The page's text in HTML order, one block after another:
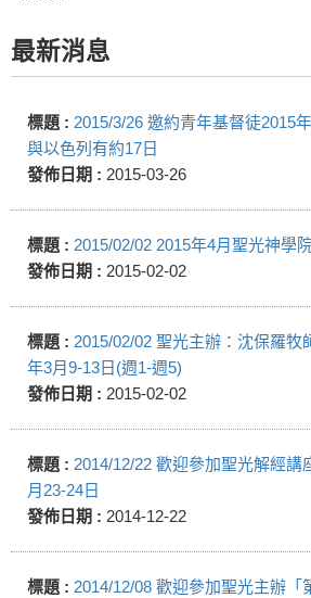
最新消息
標題 : 2015/3/26 邀約青年基督徒2015
與以色列有約17日
發佈日期 : 2015-03-26
標題 : 2015/02/02 2015年4月聖光神學
發佈日期 : 2015-02-02
標題 : 2015/02/02 聖光主辦：沈保羅牧
年3月9-13日(週1-週5)
發佈日期 : 2015-02-02
標題 : 2014/12/22 歡迎參加聖光解經講
月23-24日
發佈日期 : 2014-12-22
標題 : 2014/12/08 歡迎參加聖光主辦「